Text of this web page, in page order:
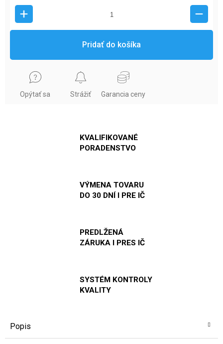
Pridať do košíka
Opýtať sa Strážiť Garancia ceny
KVALIFIKOVANÉ
PORADENSTVO
VÝMENA TOVARU
DO 30 DNÍ I PRE IČ
PREDLŽENÁ
ZÁRUKA I PRES IČ
SYSTÉM KONTROLY
KVALITY
Popis